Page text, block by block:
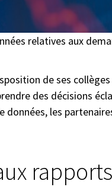
relatives aux
de ses
des décisions
données, les